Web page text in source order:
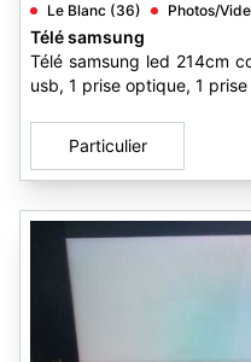
Le Blanc (36) Photos/
Télé samsung
Télé samsung led 214cm
usb, 1 prise optique, 1
Particulier